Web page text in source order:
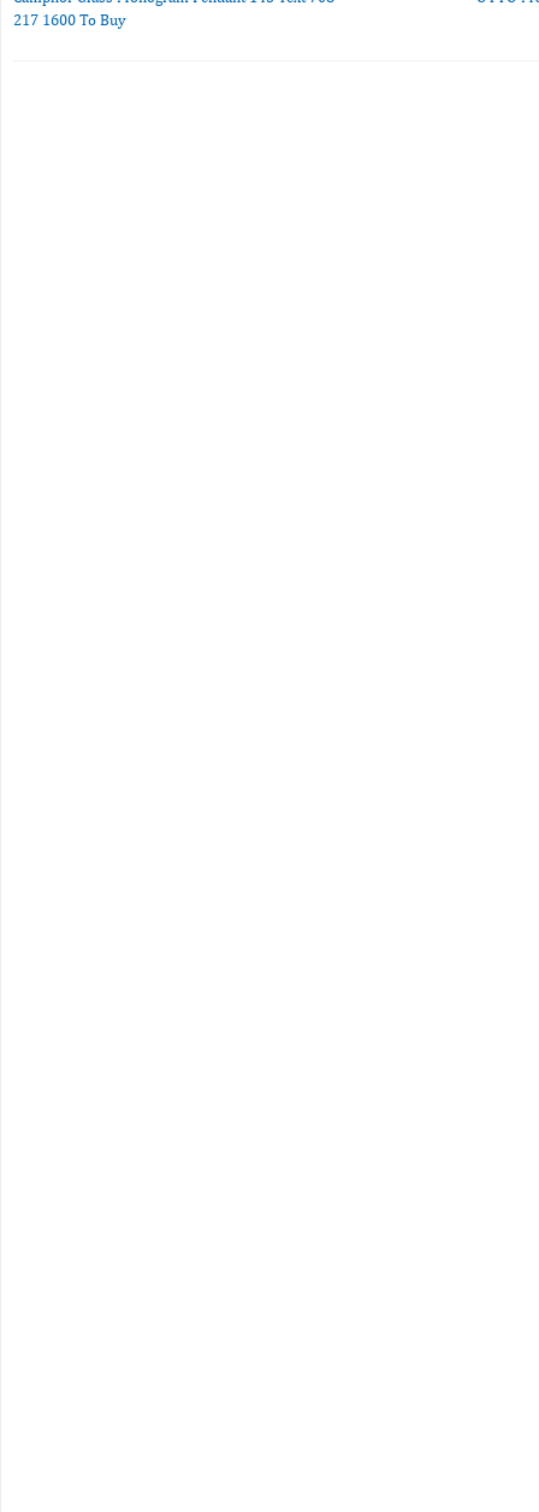
217 1600 To Buy